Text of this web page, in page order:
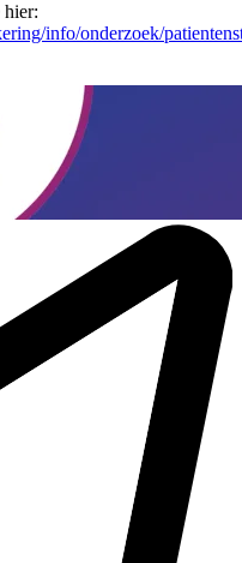
hier:
info/onderzoek/